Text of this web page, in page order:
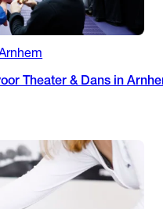
Theater & Dans in